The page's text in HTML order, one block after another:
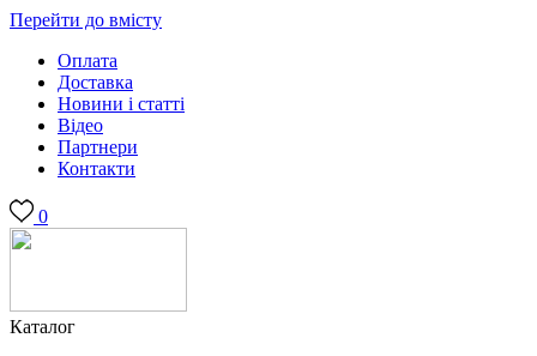
Перейти до вмісту
Оплата
Доставка
Новини і статті
Відео
Партнери
Контакти
0
Каталог